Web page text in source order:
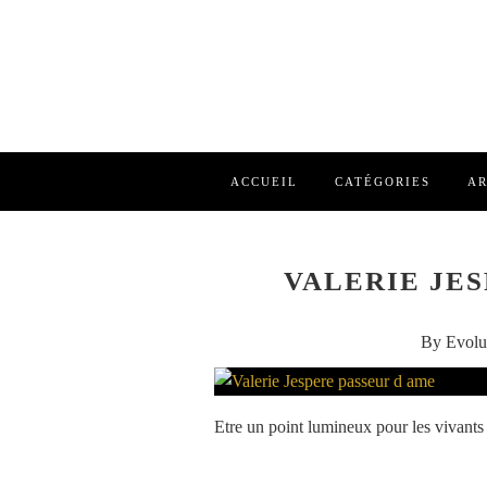
ACCUEIL CATÉGORIES
VALERIE
By
Etre un point lumineux pour les